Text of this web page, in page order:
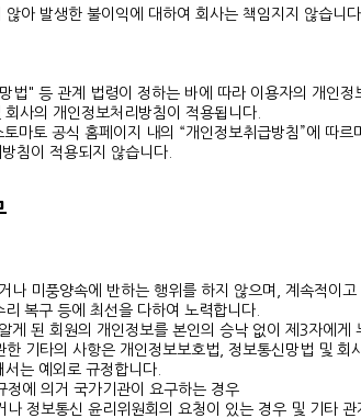
아 발생한 불이익에 대하여 회사는 책임지지 않습니다.
" 등 관계 법령이 정하는 바에 따라 이용자의 개인정
사의 개인정보처리방침이 적용됩니다.
마토 공식 홈페이지 내의 “개인정보취급방침”에 따
침이 적용되지 않습니다.
미풍양속에 반하는 행위를 하지 않으며, 계속적이고
복구 등에 최선을 다하여 노력합니다.
된 회원의 개인정보를 본인의 승낙 없이 제3자에게
기타의 사항은 개인정보보호법, 정보통신망법 및 회
는 예외로 규정합니다.
에 의거 국가기관이 요구하는 경우
정보통신 윤리위원회의 요청이 있는 경우 및 기타